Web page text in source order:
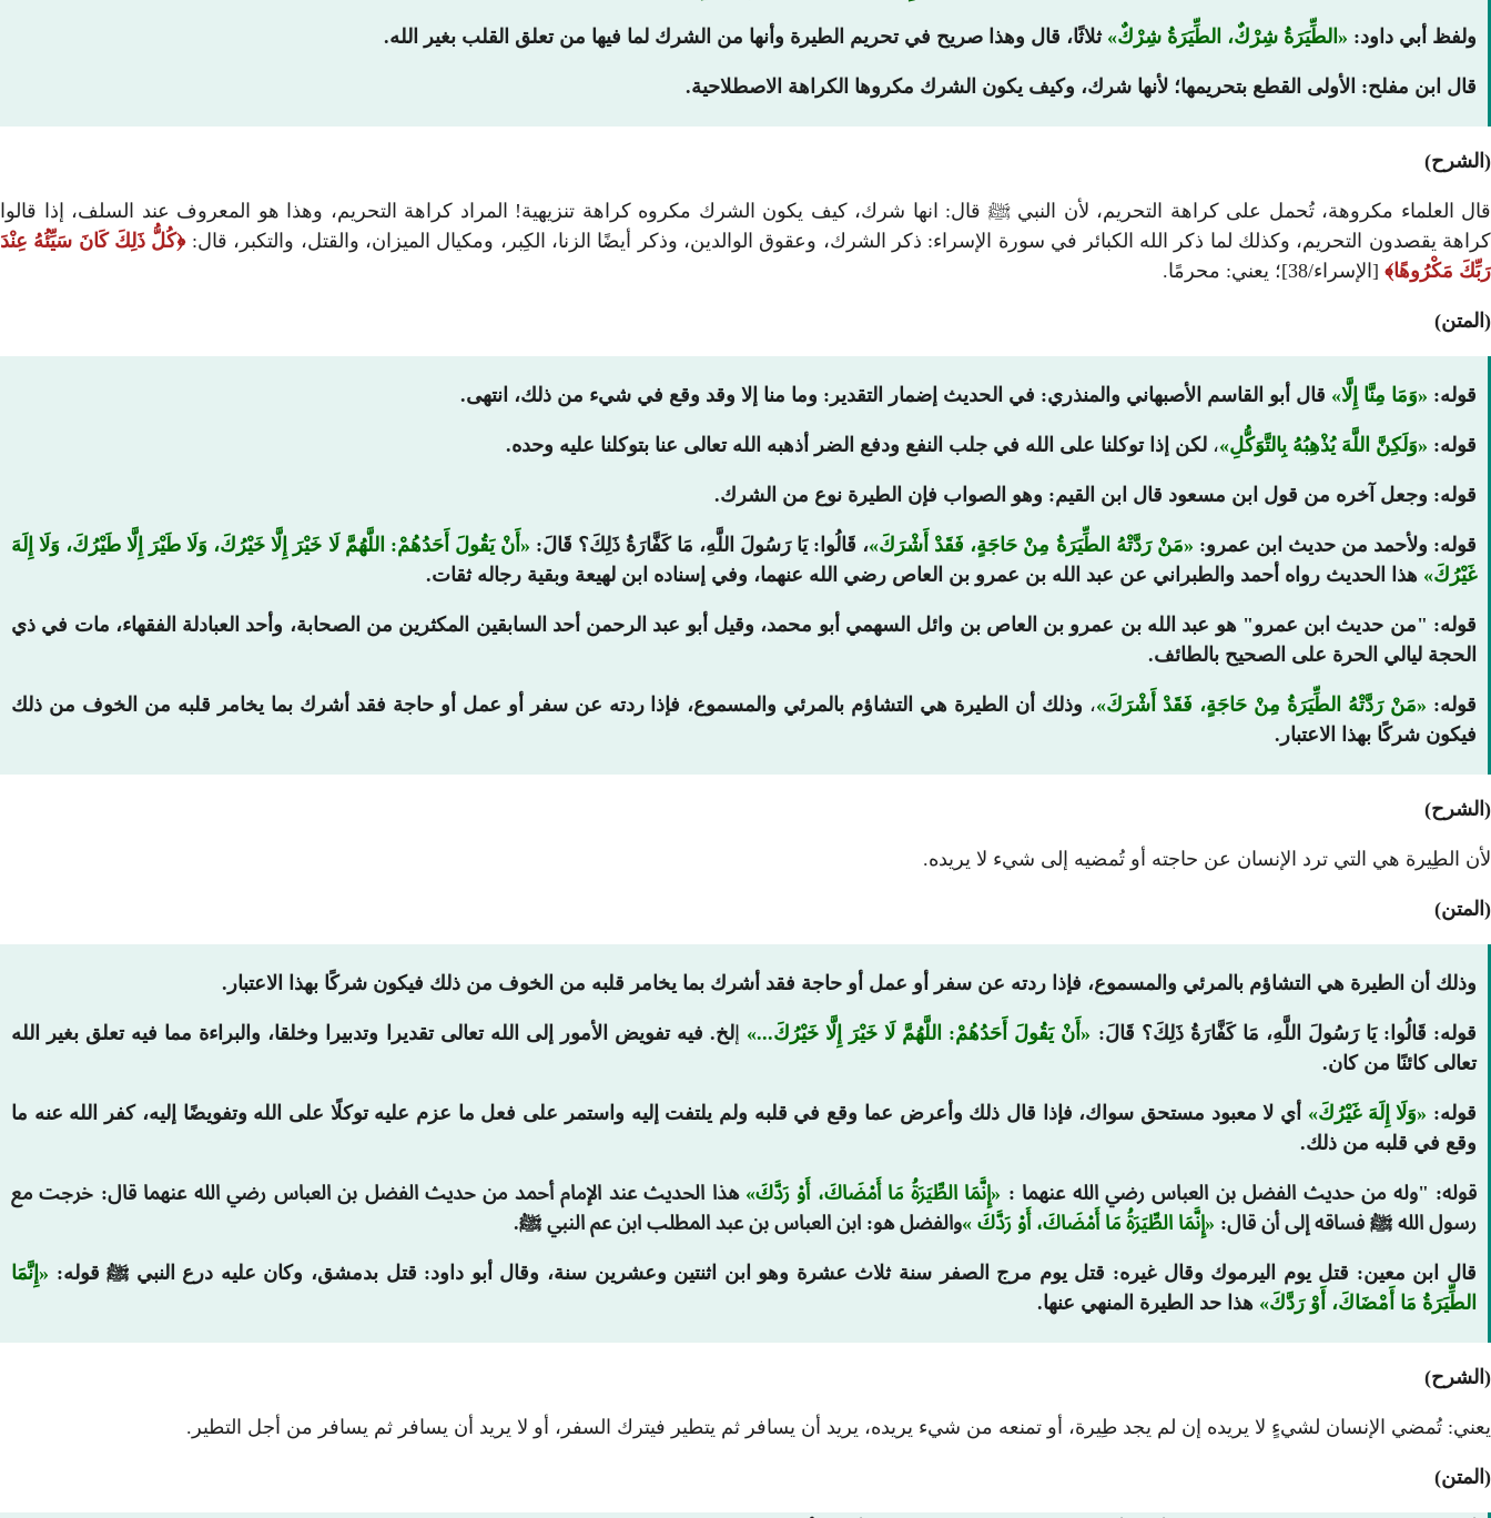
ولفظ أبي داود: الطِّيَرَةُ شِرْكٌ، الطِّيَرَةُ شِرْكٌ ثلاثًا، قال وهذا صريح في تحريم الطيرة وأنها من الشرك لما فيها من تعلق القلب بغير الله.
قال ابن مفلح: الأولى القطع بتحريمها؛ لأنها شرك، وكيف يكون الشرك مكروها الكراهة الاصطلاحية.
(الشرح)
قال العلماء مكروهة، تُحمل على كراهة التحريم، لأن النبي ﷺ قال: انها شرك، كيف يكون الشرك مكروه كراهة تنزيهية! المراد كراهة التحريم، وهذا هو المعروف عند السلف، إذا قالوا
كراهة يقصدون التحريم، وكذلك لما ذكر الله الكبائر في سورة الإسراء: ذكر الشرك، وعقوق الوالدين، وذكر أيضًا الزنا، الكِبر، ومكيال الميزان، والقتل، والتكبر، قال: كُلُّ ذَلِكَ كَانَ سَيِّئُهُ عِنْدَ
رَبِّكَ مَكْرُوهًا
[الإسراء/38]؛ يعني: محرمًا.
(المتن)
قوله: وَمَا مِنَّا إِلَّا قال أبو القاسم الأصبهاني والمنذري: في الحديث إضمار التقدير: وما منا إلا وقد وقع في شيء من ذلك، انتهى.
قوله: وَلَكِنَّ اللَّهَ يُذْهِبُهُ بِالتَّوَكُّلِ ، لكن إذا توكلنا على الله في جلب النفع ودفع الضر أذهبه الله تعالى عنا بتوكلنا عليه وحده.
قوله: وجعل آخره من قول ابن مسعود قال ابن القيم: وهو الصواب فإن الطيرة نوع من الشرك.
قوله: ولأحمد من حديث ابن عمرو: مَنْ رَدَّتْهُ الطِّيَرَةُ مِنْ حَاجَةٍ، فَقَدْ أَشْرَكَ ، قَالُوا: يَا رَسُولَ اللَّهِ، مَا كَفَّارَةُ ذَلِكَ؟ قَالَ:
أَنْ يَقُولَ أَحَدُهُمْ: اللَّهُمَّ لَا خَيْرَ إِلَّا خَيْرُكَ، وَلَا طَيْرَ إِلَّا طَيْرُكَ، وَلَا إِلَهَ
غَيْرُكَ
هذا الحديث رواه أحمد والطبراني عن عبد الله بن عمرو بن العاص رضي الله عنهما، وفي إسناده ابن لهيعة وبقية رجاله ثقات.
قوله: "من حديث ابن عمرو" هو عبد الله بن عمرو بن العاص بن وائل السهمي أبو محمد، وقيل أبو عبد الرحمن أحد السابقين المكثرين من الصحابة، وأحد العبادلة الفقهاء، مات في ذي
الحجة ليالي الحرة على الصحيح بالطائف.
قوله: مَنْ رَدَّتْهُ الطِّيَرَةُ مِنْ حَاجَةٍ، فَقَدْ أَشْرَكَ ، وذلك أن الطيرة هي التشاؤم بالمرئي والمسموع، فإذا ردته عن سفر أو عمل أو حاجة فقد أشرك بما يخامر قلبه من الخوف من ذلك
فيكون شركًا بهذا الاعتبار.
(الشرح)
لأن الطِيرة هي التي ترد الإنسان عن حاجته أو تُمضيه إلى شيء لا يريده.
(المتن)
وذلك أن الطيرة هي التشاؤم بالمرئي والمسموع، فإذا ردته عن سفر أو عمل أو حاجة فقد أشرك بما يخامر قلبه من الخوف من ذلك فيكون شركًا بهذا الاعتبار.
قوله: قَالُوا: يَا رَسُولَ اللَّهِ، مَا كَفَّارَةُ ذَلِكَ؟ قَالَ: أَنْ يَقُولَ أَحَدُهُمْ: اللَّهُمَّ لَا خَيْرَ إِلَّا خَيْرُكَ... إلخ. فيه تفويض الأمور إلى الله تعالى تقديرا وتدبيرا وخلقا، والبراءة مما فيه تعلق بغير الله
تعالى كائنًا من كان.
قوله: وَلَا إِلَهَ غَيْرُكَ
أي لا معبود مستحق سواك، فإذا قال ذلك وأعرض عما وقع في قلبه ولم يلتفت إليه واستمر على فعل ما عزم عليه توكلًا على الله وتفويضًا إليه، كفر الله عنه ما
وقع في قلبه من ذلك.
قوله: "وله من حديث الفضل بن العباس رضي الله عنهما : إِنَّمَا الطِّيَرَةُ مَا أَمْضَاكَ، أَوْ رَدَّكَ
هذا الحديث عند الإمام أحمد من حديث الفضل بن العباس رضي الله عنهما قال: خرجت مع
رسول الله ﷺ فساقه إلى أن قال:
إِنَّمَا الطِّيَرَةُ مَا أَمْضَاكَ، أَوْ رَدَّكَ والفضل هو: ابن العباس بن عبد المطلب ابن عم النبي ﷺ.
قال ابن معين: قتل يوم اليرموك وقال غيره: قتل يوم مرج الصفر سنة ثلاث عشرة وهو ابن اثنتين وعشرين سنة، وقال أبو داود: قتل بدمشق، وكان عليه درع النبي ﷺ قوله:
إِنَّمَا
الطِّيَرَةُ مَا أَمْضَاكَ، أَوْ رَدَّكَ
هذا حد الطيرة المنهي عنها.
(الشرح)
يعني: تُمضي الإنسان لشيءٍ لا يريده إن لم يجد طِيرة، أو تمنعه من شيء يريده، يريد أن يسافر ثم يتطير فيترك السفر، أو لا يريد أن يسافر ثم يسافر من أجل التطير.
(المتن)